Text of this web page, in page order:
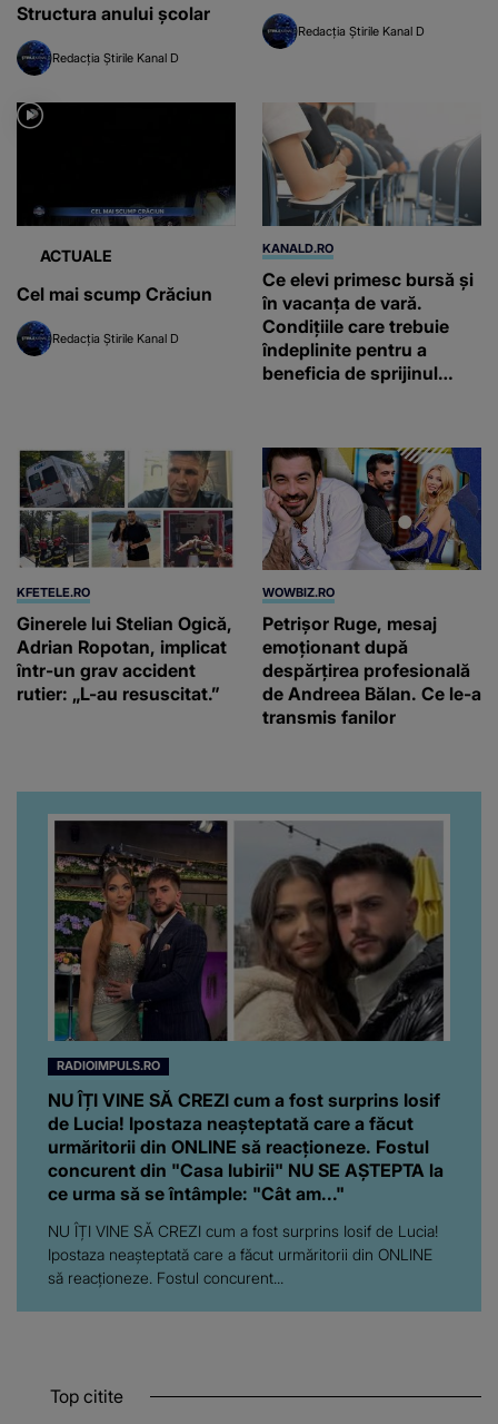
Structura anului școlar
Redacția Știrile Kanal D
Redacția Știrile Kanal D
ACTUALE
Cel mai scump Crăciun
Redacția Știrile Kanal D
KANALD.RO
Ce elevi primesc bursă și
în vacanța de vară.
Condițiile care trebuie
îndeplinite pentru a
beneficia de sprijinul
KFETELE.RO
Ginerele lui Stelian Ogică,
Adrian Ropotan, implicat
într-un grav accident
rutier: „L-au resuscitat.”
WOWBIZ.RO
Petrișor Ruge, mesaj
emoționant după
despărțirea profesională
de Andreea Bălan. Ce le-a
transmis fanilor
RADIOIMPULS.RO
NU ÎȚI VINE SĂ CREZI cum a fost surprins Iosif
de Lucia! Ipostaza neașteptată care a făcut
urmăritorii din ONLINE să reacționeze. Fostul
concurent din "Casa Iubirii" NU SE AȘTEPTA la
ce urma să se întâmple: "Cât am..."
NU ÎȚI VINE SĂ CREZI cum a fost surprins Iosif de Lucia!
Ipostaza neașteptată care a făcut urmăritorii din ONLINE
să reacționeze. Fostul concurent...
Top citite